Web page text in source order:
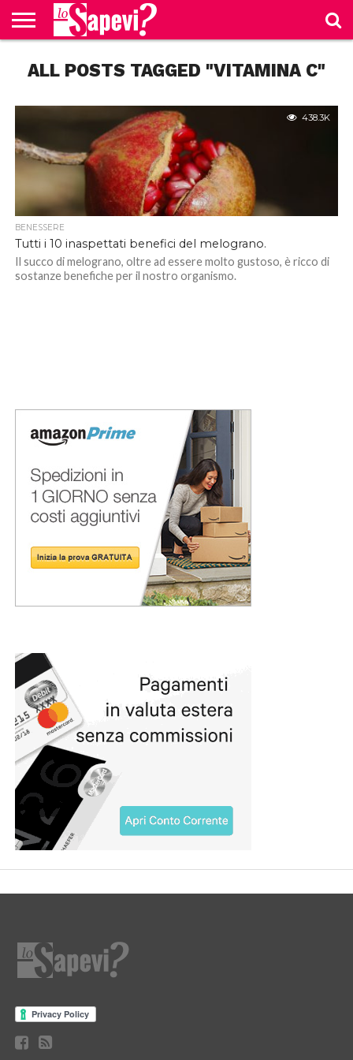
BENESSERE
GOSSIP
PRODOTTI
AMAZON
NEWS
CASA E
CUCINA
ALL POSTS TAGGED "VITAMINA C"
438.3K
BENESSERE
Tutti i 10 inaspettati benefici del melograno.
Il succo di melograno, oltre ad essere molto gustoso, è ricco di
sostanze benefiche per il nostro organismo.